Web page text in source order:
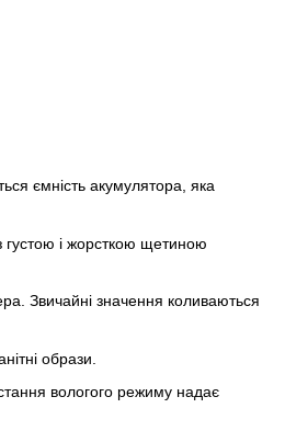
ємність акумулятора, яка
густою і жорсткою щетиною
Звичайні значення коливаються
образи.
вологого режиму надає